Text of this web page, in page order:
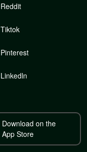
Reddit
Tiktok
Pinterest
Linkedln
Download on the
App Store